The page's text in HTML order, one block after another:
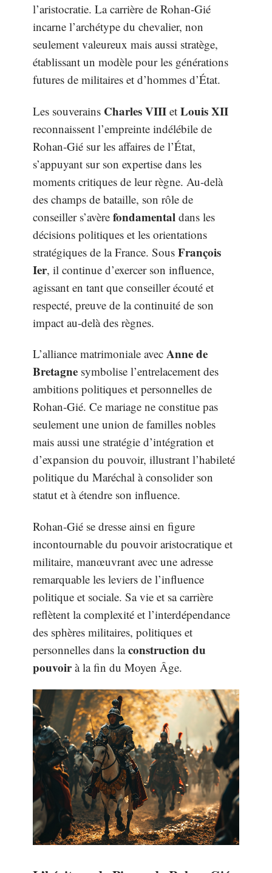
l’aristocratie. La carrière de Rohan-Gié
incarne l’archétype du chevalier, non
seulement valeureux mais aussi stratège,
établissant un modèle pour les générations
futures de militaires et d’hommes d’État.
Les souverains Charles VIII et Louis XII
reconnaissent l’empreinte indélébile de
Rohan-Gié sur les affaires de l’État,
s’appuyant sur son expertise dans les
moments critiques de leur règne. Au-delà
des champs de bataille, son rôle de
conseiller s’avère fondamental dans les
décisions politiques et les orientations
stratégiques de la France. Sous François
Ier, il continue d’exercer son influence,
agissant en tant que conseiller écouté et
respecté, preuve de la continuité de son
impact au-delà des règnes.
L’alliance matrimoniale avec Anne de
Bretagne symbolise l’entrelacement des
ambitions politiques et personnelles de
Rohan-Gié. Ce mariage ne constitue pas
seulement une union de familles nobles
mais aussi une stratégie d’intégration et
d’expansion du pouvoir, illustrant l’habileté
politique du Maréchal à consolider son
statut et à étendre son influence.
Rohan-Gié se dresse ainsi en figure
incontournable du pouvoir aristocratique et
militaire, manœuvrant avec une adresse
remarquable les leviers de l’influence
politique et sociale. Sa vie et sa carrière
reflètent la complexité et l’interdépendance
des sphères militaires, politiques et
personnelles dans laconstruction du
pouvoirà la fin du Moyen Âge.